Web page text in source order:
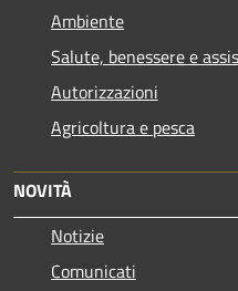
Ambiente
Salute, benessere e
Autorizzazioni
Agricoltura e pesca
NOVITÀ
Notizie
Comunicati